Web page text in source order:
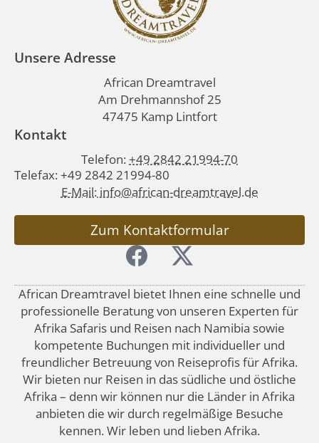
Unsere Adresse
African Dreamtravel
Am Drehmannshof 25
47475 Kamp Lintfort
Kontakt
Telefon: +49 2842 21994-70
Telefax: +49 2842 21994-80
E-Mail: info@african-dreamtravel.de
Zum Kontaktformular
African Dreamtravel bietet Ihnen eine schnelle und
professionelle Beratung von unseren Experten für
Afrika Safaris und Reisen nach Namibia sowie
kompetente Buchungen mit individueller und
freundlicher Betreuung von Reiseprofis für Afrika.
Wir bieten nur Reisen in das südliche und östliche
Afrika – denn wir können nur die Länder in Afrika
anbieten die wir durch regelmäßige Besuche
kennen. Wir leben und lieben Afrika.